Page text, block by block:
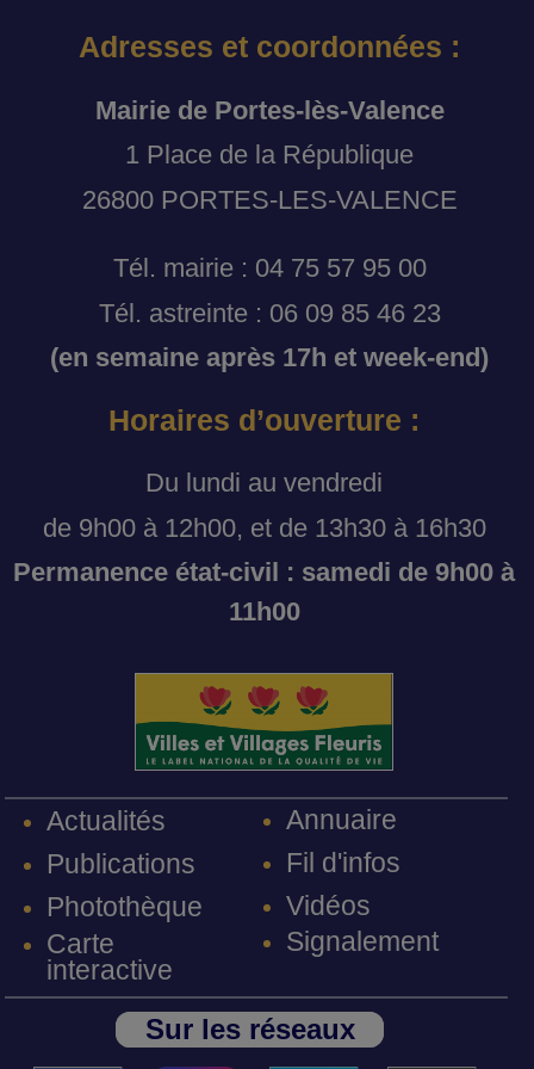
Adresses et coordonnées :
Mairie de Portes-lès-Valence
1 Place de la République
26800 PORTES-LES-VALENCE
Tél. mairie : 04 75 57 95 00
Tél. astreinte : 06 09 85 46 23
(en semaine après 17h et week-end)
Horaires d’ouverture :
Du lundi au vendredi
de 9h00 à 12h00, et de 13h30 à 16h30
Permanence état-civil : samedi de 9h00 à
11h00
Actualités
Publications
Photothèque
Carte
interactive
Annuaire
Fil d'infos
Vidéos
Signalement
Sur les réseaux